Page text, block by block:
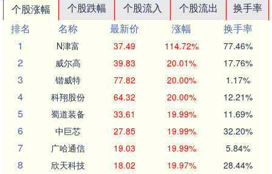
个股涨幅 个股跌幅 个股流入 个股流出
换手率
排名
名称 最新价 涨幅
换手率
1
N津富 37.49 114.72% 77.46%
2 威尔高 39.83 20.01% 17.76%
3 锴威特 77.82 20.00% 1.17%
4 科翔股份 64.32 20.00% 12.21%
5 蜀道装备 33.61 19.99% 11.69%
6 中巨芯 27.85 19.99% 32.20%
7 广哈通信 19.03 19.99% 5.84%
8 欣天科技 18.02 19.97% 28.44%